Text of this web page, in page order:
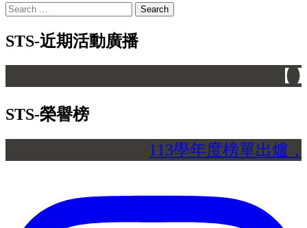
Search
for:
STS-近期活動廣播
【 】
STS-榮譽榜
113學年度榜單出爐